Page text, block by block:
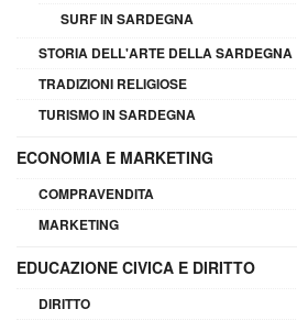
SURF IN SARDEGNA
STORIA DELL'ARTE DELLA SARDEGNA
TRADIZIONI RELIGIOSE
TURISMO IN SARDEGNA
ECONOMIA E MARKETING
COMPRAVENDITA
MARKETING
EDUCAZIONE CIVICA E DIRITTO
DIRITTO